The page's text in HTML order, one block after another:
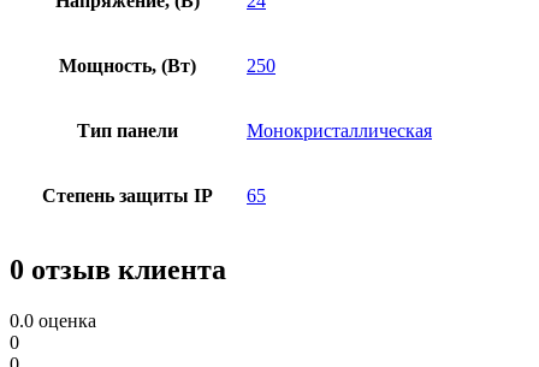
Мощность, (Вт) 250
Тип панели Монокристаллическая
Степень защиты IP 65
0 отзыв клиента
0.0 оценка
0